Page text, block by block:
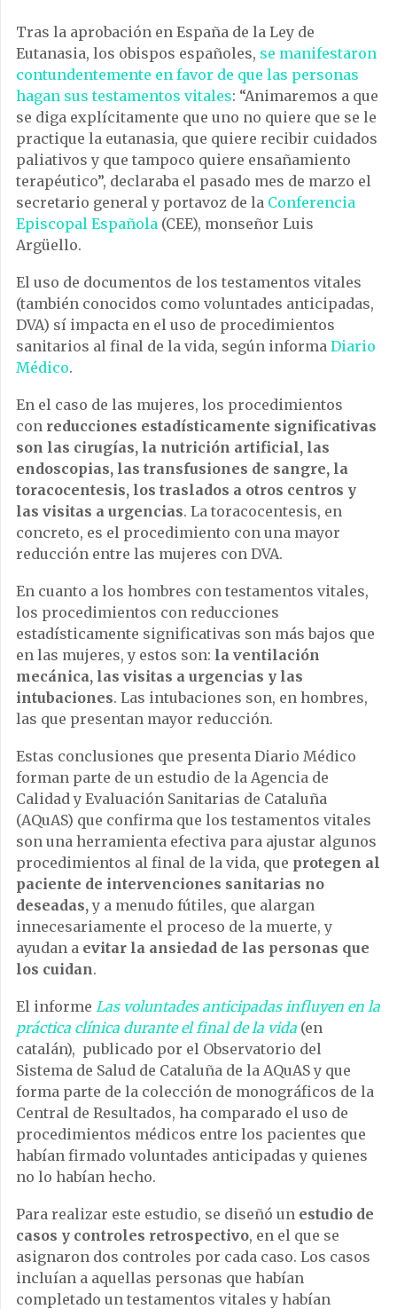
Tras la aprobación en España de la Ley de
Eutanasia, los obispos españoles, se manifestaron
contundentemente en favor de que las personas
hagan sus testamentos vitales: “Animaremos a que
se diga explícitamente que uno no quiere que se le
practique la eutanasia, que quiere recibir cuidados
paliativos y que tampoco quiere ensañamiento
terapéutico”, declaraba el pasado mes de marzo el
secretario general y portavoz de la Conferencia
Episcopal Española (CEE), monseñor Luis
Argüello.
El uso de documentos de los testamentos vitales
(también conocidos como voluntades anticipadas,
DVA) sí impacta en el uso de procedimientos
sanitarios al final de la vida, según informa Diario
Médico.
En el caso de las mujeres, los procedimientos
con reducciones estadísticamente significativas
son las cirugías, la nutrición artificial, las
endoscopias, las transfusiones de sangre, la
toracocentesis, los traslados a otros centros y
las visitas a urgencias. La toracocentesis, en
concreto, es el procedimiento con una mayor
reducción entre las mujeres con DVA.
En cuanto a los hombres con testamentos vitales,
los procedimientos con reducciones
estadísticamente significativas son más bajos que
en las mujeres, y estos son: la ventilación
mecánica, las visitas a urgencias y las
intubaciones. Las intubaciones son, en hombres,
las que presentan mayor reducción.
Estas conclusiones que presenta Diario Médico
forman parte de un estudio de la Agencia de
Calidad y Evaluación Sanitarias de Cataluña
(AQuAS) que confirma que los testamentos vitales
son una herramienta efectiva para ajustar algunos
procedimientos al final de la vida, que protegen al
paciente de intervenciones sanitarias no
deseadas, y a menudo fútiles, que alargan
innecesariamente el proceso de la muerte, y
ayudan a evitar la ansiedad de las personas que
los cuidan.
El informe Las voluntades anticipadas influyen en la
práctica clínica durante el final de la vida (en
catalán), publicado por el Observatorio del
Sistema de Salud de Cataluña de la AQuAS y que
forma parte de la colección de monográficos de la
Central de Resultados, ha comparado el uso de
procedimientos médicos entre los pacientes que
habían firmado voluntades anticipadas y quienes
no lo habían hecho.
Para realizar este estudio, se diseñó un estudio de
casos y controles retrospectivo, en el que se
asignaron dos controles por cada caso. Los casos
incluían a aquellas personas que habían
completado un testamentos vitales y habían